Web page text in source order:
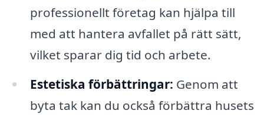
professionellt företag kan hjälpa till
med att hantera avfallet på rätt sätt,
vilket sparar dig tid och arbete.
Estetiska förbättringar: Genom att
byta tak kan du också förbättra husets